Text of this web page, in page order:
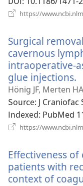
기)
https://
Surgical
cavernous
intraoperative-
glue injections.
Hönig JF, Merten
Source‎: J Craniofac
Indexed‎: PubMed
https://
Effectiveness
patients with
context of